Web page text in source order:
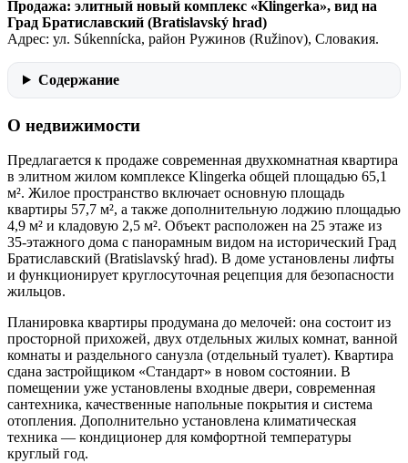
Продажа: элитный новый комплекс «Klingerka», вид на
Град Братиславский (Bratislavský hrad)
Aдрес: ул. Súkennícka, район Ружинов (Ružinov), Словакия.
Содержание
О недвижимости
Предлагается к продаже современная двухкомнатная квартира
в элитном жилом комплексе Klingerka общей площадью 65,1
м². Жилое пространство включает основную площадь
квартиры 57,7 м², а также дополнительную лоджию площадью
4,9 м² и кладовую 2,5 м². Объект расположен на 25 этаже из
35-этажного дома с панорамным видом на исторический Град
Братиславский (Bratislavský hrad). В доме установлены лифты
и функционирует круглосуточная рецепция для безопасности
жильцов.
Планировка квартиры продумана до мелочей: она состоит из
просторной прихожей, двух отдельных жилых комнат, ванной
комнаты и раздельного санузла (отдельный туалет). Квартира
сдана застройщиком «Стандарт» в новом состоянии. В
помещении уже установлены входные двери, современная
сантехника, качественные напольные покрытия и система
отопления. Дополнительно установлена климатическая
техника — кондиционер для комфортной температуры
круглый год.